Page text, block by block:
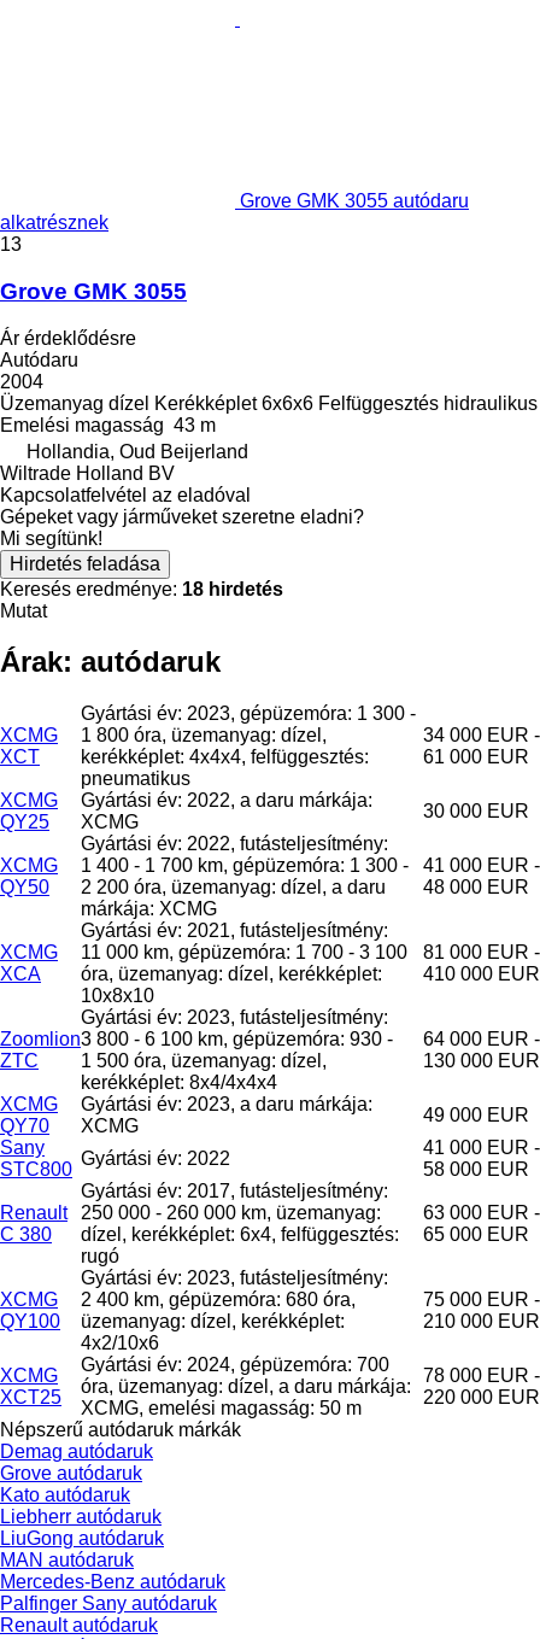
Grove GMK 3055 autódaru
alkatrésznek
13
Grove GMK 3055
Ár érdeklődésre
Autódaru
2004
Üzemanyag dízel Kerékképlet 6x6x6 Felfüggesztés hidraulikus
Emelési magasság 43 m
Hollandia, Oud Beijerland
Wiltrade Holland BV
Kapcsolatfelvétel az eladóval
Gépeket vagy járműveket szeretne eladni?
Mi segítünk!
Hirdetés feladása
Keresés eredménye: 18 hirdetés
Mutat
Árak: autódaruk
XCMG
XCT
Gyártási év: 2023, gépüzemóra: 1 300 -
1 800 óra, üzemanyag: dízel,
kerékképlet: 4x4x4, felfüggesztés:
pneumatikus
34 000 EUR -
61 000 EUR
XCMG
QY25
Gyártási év: 2022, a daru márkája:
XCMG
30 000 EUR
XCMG
QY50
Gyártási év: 2022, futásteljesítmény:
1 400 - 1 700 km, gépüzemóra: 1 300 -
2 200 óra, üzemanyag: dízel, a daru
márkája: XCMG
41 000 EUR -
48 000 EUR
XCMG
XCA
Gyártási év: 2021, futásteljesítmény:
11 000 km, gépüzemóra: 1 700 - 3 100
óra, üzemanyag: dízel, kerékképlet:
10x8x10
81 000 EUR -
410 000 EUR
Zoomlion
ZTC
Gyártási év: 2023, futásteljesítmény:
3 800 - 6 100 km, gépüzemóra: 930 -
1 500 óra, üzemanyag: dízel,
kerékképlet: 8x4/4x4x4
64 000 EUR -
130 000 EUR
XCMG
QY70
Gyártási év: 2023, a daru márkája:
XCMG
49 000 EUR
Sany
STC800
Gyártási év: 2022
41 000 EUR -
58 000 EUR
Renault
C 380
Gyártási év: 2017, futásteljesítmény:
250 000 - 260 000 km, üzemanyag:
dízel, kerékképlet: 6x4, felfüggesztés:
rugó
63 000 EUR -
65 000 EUR
XCMG
QY100
Gyártási év: 2023, futásteljesítmény:
2 400 km, gépüzemóra: 680 óra,
üzemanyag: dízel, kerékképlet:
4x2/10x6
75 000 EUR -
210 000 EUR
XCMG
XCT25
Gyártási év: 2024, gépüzemóra: 700
óra, üzemanyag: dízel, a daru márkája:
XCMG, emelési magasság: 50 m
78 000 EUR -
220 000 EUR
Népszerű autódaruk márkák
Demag autódaruk
Grove autódaruk
Kato autódaruk
Liebherr autódaruk
LiuGong autódaruk
MAN autódaruk
Mercedes-Benz autódaruk
Palfinger Sany autódaruk
Renault autódaruk